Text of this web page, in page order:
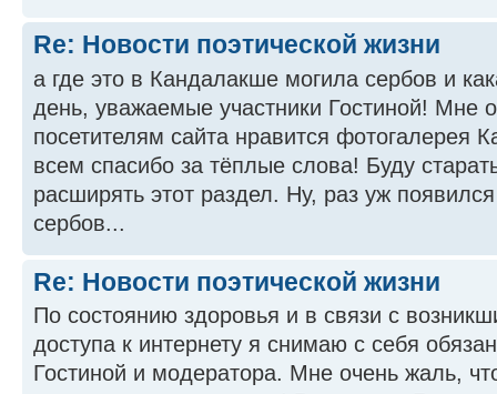
Re: Новости поэтической жизни
а где это в Кандалакше могила сербов и
день, уважаемые участники Гостиной! Мне
посетителям сайта нравится фотогалерея
всем спасибо за тёплые слова! Буду
расширять этот раздел. Ну, раз уж
сербов...
Re: Новости поэтической жизни
По состоянию здоровья и в связи с
доступа к интернету я снимаю с себя
Гостиной и модератора. Мне очень жаль,